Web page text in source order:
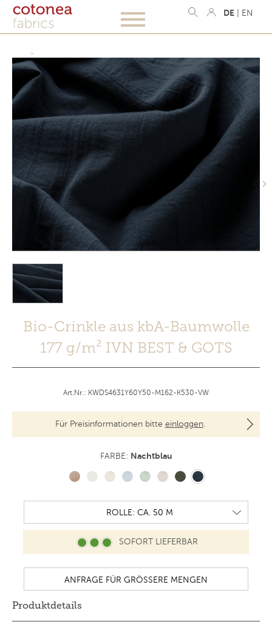
DE EN
Bio-Crinkle aus kbA-Baumwolle
177 g/m² IVN BEST & GOTS
Art.Nr.: KWDS4631Y60Y50-M162-K530-VW
Für Preisinformationen bitte einloggen.
FARBE: Nachtblau
SOFORT LIEFERBAR
Produktdetails